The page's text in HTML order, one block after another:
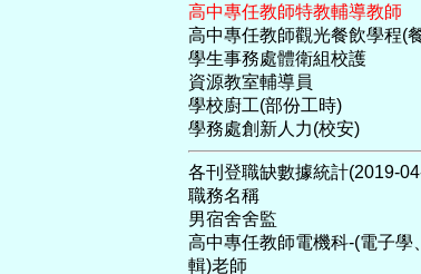
高中專任教師特教輔導教師
高中專任教師觀光餐飲學程(
學生事務處體衛組校護
資源教室輔導員
學校廚工(部份工時)
學務處創新人力(校安)
各刊登職缺數據統計(2019-
職務名稱
男宿舍舍監
高中專任教師電機科-(電子
輯)老師